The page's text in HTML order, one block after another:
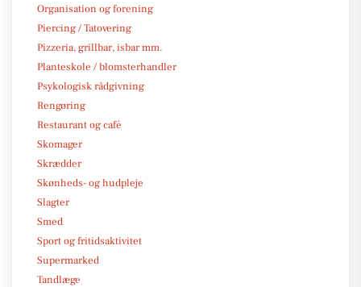
Organisation og forening
Piercing / Tatovering
Pizzeria, grillbar, isbar mm.
Planteskole / blomsterhandler
Psykologisk rådgivning
Rengøring
Restaurant og café
Skomager
Skrædder
Skønheds- og hudpleje
Slagter
Smed
Sport og fritidsaktivitet
Supermarked
Tandlæge